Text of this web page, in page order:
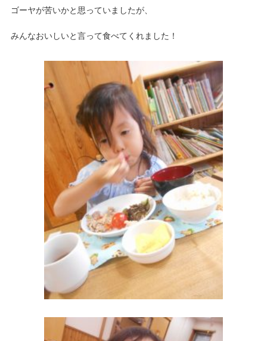
ゴーヤが苦いかと思っていましたが、
みんなおいしいと言って食べてくれました！